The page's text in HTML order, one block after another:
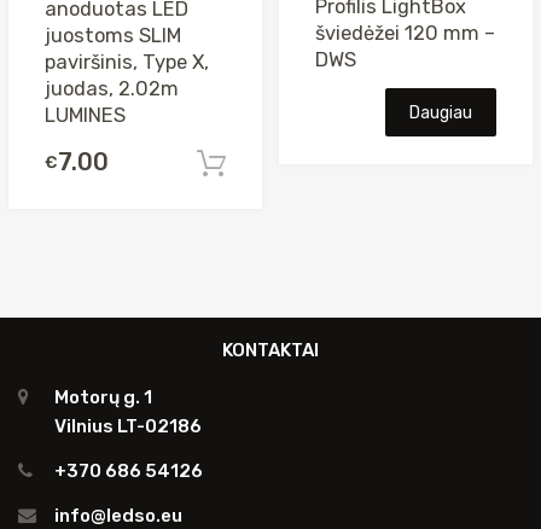
anoduotas LED
juostoms SLIM
paviršinis, Type X,
juodas, 2.02m
LUMINES
€7.00
Profilis LightBox
šviedėžei 120 mm –
DWS
Daugiau
KONTAKTAI
Motorų g. 1
Vilnius LT-02186
+370 686 54126
info@ledso.eu